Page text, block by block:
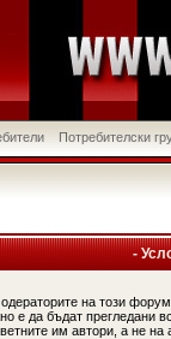
Потребителски
-
на този
е да бъдат прегледани
им автори, а не